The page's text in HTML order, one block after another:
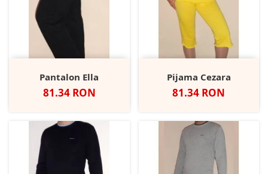
Pantalon Ella
Pret
81.34 RON
Pijama Cezara
Pret
81.34 RON